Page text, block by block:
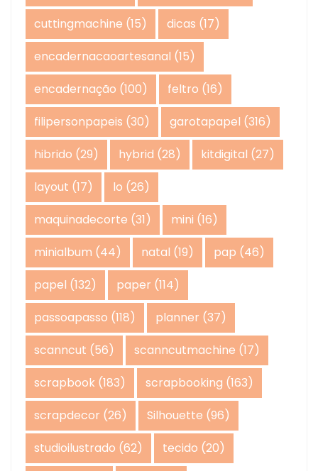
cuttingmachine (15) dicas (17)
encadernacaoartesanal (15)
encadernação (100) feltro (16)
filipersonpapeis (30) garotapapel (316)
hibrido (29) hybrid (28) kitdigital (27)
layout (17) lo (26)
maquinadecorte (31) mini (16)
minialbum (44) natal (19) pap (46)
papel (132) paper (114)
passoapasso (118) planner (37)
scanncut (56) scanncutmachine (17)
scrapbook (183) scrapbooking (163)
scrapdecor (26) Silhouette (96)
studioilustrado (62) tecido (20)